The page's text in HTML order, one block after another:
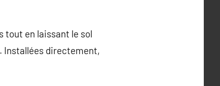
tout en laissant le sol
Installées directement,